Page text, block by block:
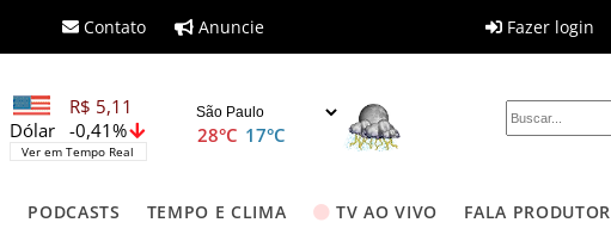
Contato Anuncie Fazer login
R$ 5,11
-0,41%
Dólar
Ver em Tempo Real
28°C 17°C
PODCASTS TEMPO E CLIMA TV AO VIVO FALA PRODUTOR